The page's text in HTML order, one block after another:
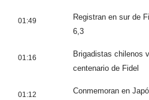
01:49
Registran en sur de
6,3
01:16
Brigadistas chilenos
centenario de Fidel
01:12
Conmemoran en